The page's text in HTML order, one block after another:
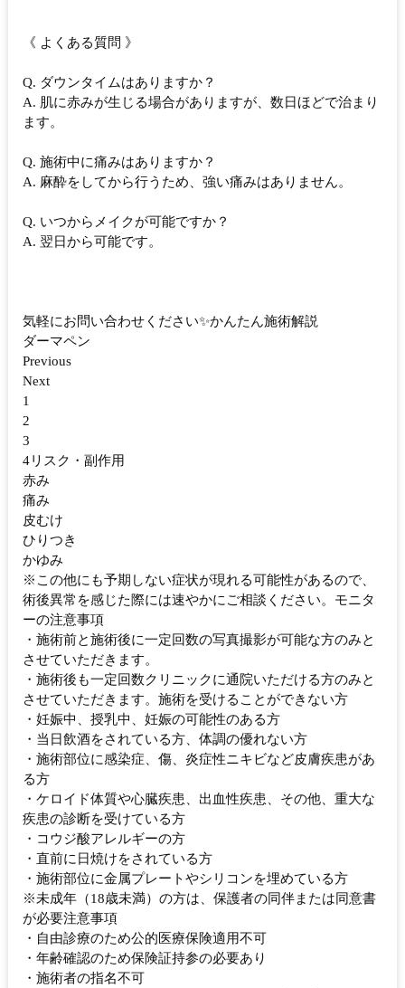
《 よくある質問 》
Q. ダウンタイムはありますか？
A. 肌に赤みが生じる場合がありますが、数日ほどで治まり
ます。
Q. 施術中に痛みはありますか？
A. 麻酔をしてから行うため、強い痛みはありません。
Q. いつからメイクが可能ですか？
A. 翌日から可能です。
気軽にお問い合わせください✨かんたん施術解説
ダーマペン
Previous
Next
1
2
3
4リスク・副作用
赤み
痛み
皮むけ
ひりつき
かゆみ
※この他にも予期しない症状が現れる可能性があるので、
術後異常を感じた際には速やかにご相談ください。モニタ
ーの注意事項
・施術前と施術後に一定回数の写真撮影が可能な方のみと
させていただきます。
・施術後も一定回数クリニックに通院いただける方のみと
させていただきます。施術を受けることができない方
・妊娠中、授乳中、妊娠の可能性のある方
・当日飲酒をされている方、体調の優れない方
・施術部位に感染症、傷、炎症性ニキビなど皮膚疾患があ
る方
・ケロイド体質や心臓疾患、出血性疾患、その他、重大な
疾患の診断を受けている方
・コウジ酸アレルギーの方
・直前に日焼けをされている方
・施術部位に金属プレートやシリコンを埋めている方
※未成年（18歳未満）の方は、保護者の同伴または同意書
が必要注意事項
・自由診療のため公的医療保険適用不可
・年齢確認のため保険証持参の必要あり
・施術者の指名不可